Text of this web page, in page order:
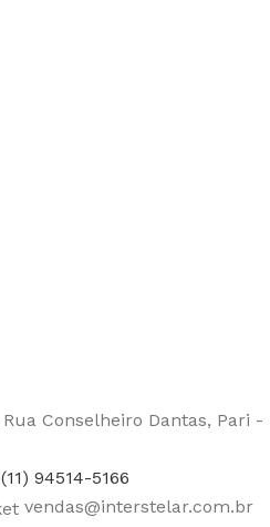
Rua Conselheiro Dantas, Pari -
(11) 94514-5166
vendas@interstelar.com.br